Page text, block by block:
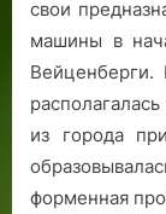
свои
машины в
из города
форменная